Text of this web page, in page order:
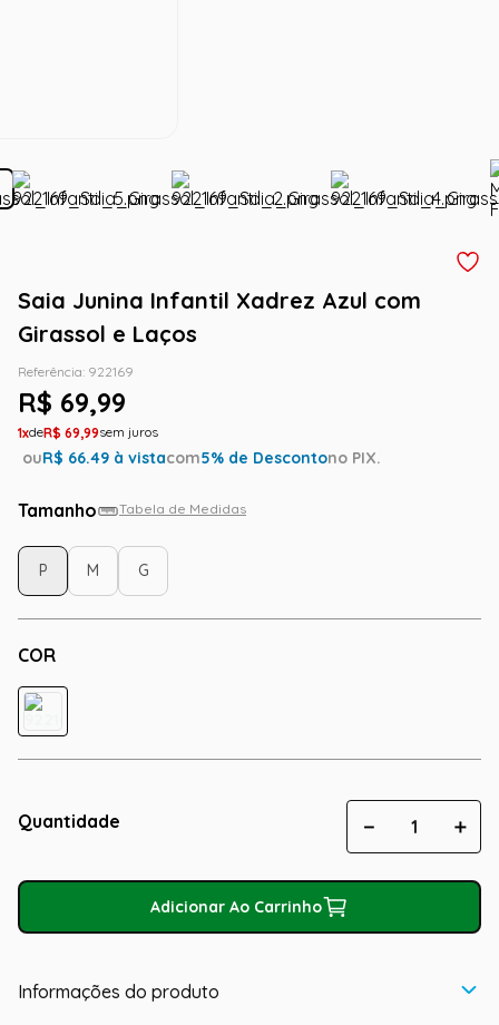
Saia Junina Infantil Xadrez Azul com
Girassol e Laços
Referência: 922169
R$ 69,99
1 R$ 69,99
ouR$ 66.49 à vistacom5% de Descontono PIX.
Tamanho Tabela de Medidas
COR
P M G
Quantidade ＋
－
Adicionar Ao Carrinho
Informações do produto